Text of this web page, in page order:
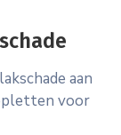
aan
voor